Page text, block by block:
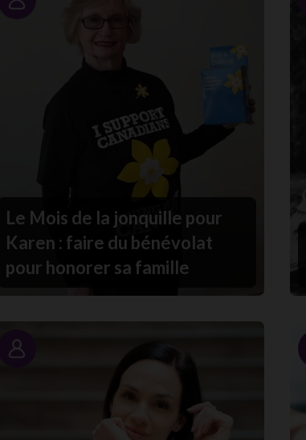
Portrait
Le Mois de la jonquille pour
Karen : faire du bénévolat
pour honorer sa famille
Portrait